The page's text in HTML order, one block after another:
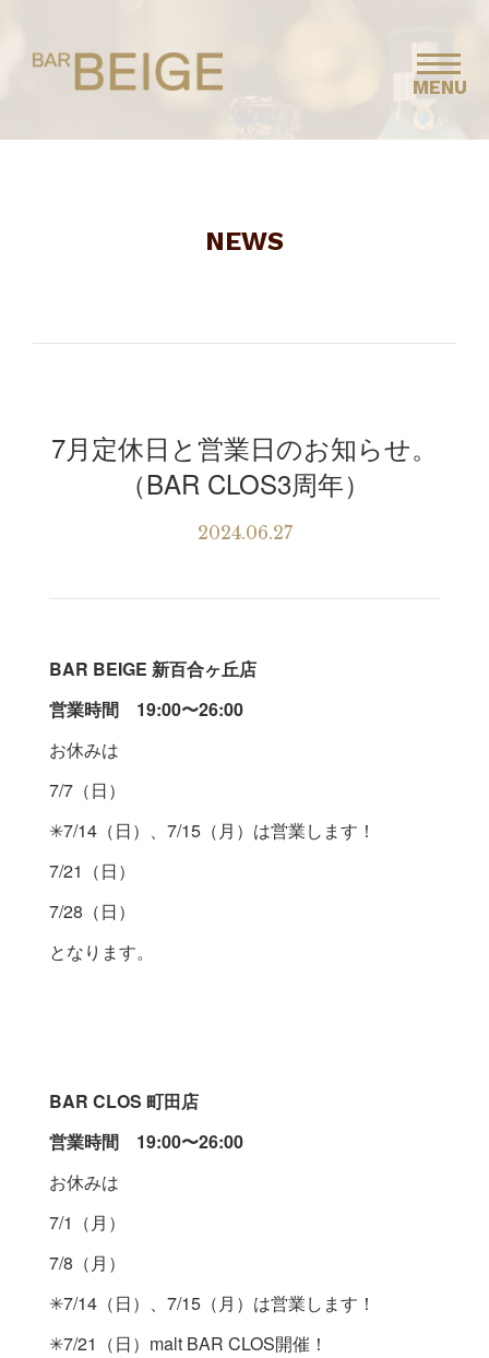
MENU
NEWS
7月定休日と営業日のお知らせ。
（BAR CLOS3周年）
2024.06.27
BAR BEIGE 新百合ヶ丘店
営業時間 19:00〜26:00
お休みは
7/7（日）
✳︎7/14（日）、7/15（月）は営業します！
7/21（日）
7/28（日）
となります。
BAR CLOS 町田店
営業時間 19:00〜26:00
お休みは
7/1（月）
7/8（月）
✳︎7/14（日）、7/15（月）は営業します！
✳︎7/21（日）malt BAR CLOS開催！